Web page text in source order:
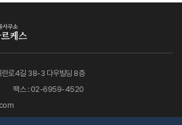
란로4길 38-3 다우빌딩 8층
팩스 : 02-6959-4520